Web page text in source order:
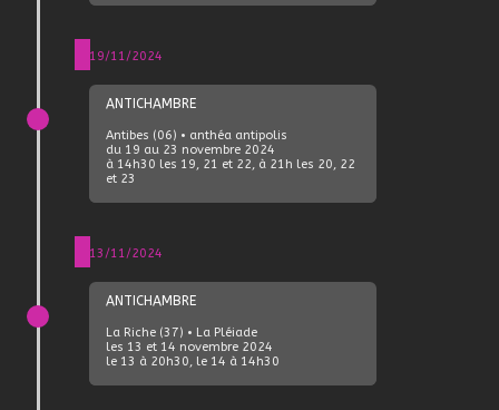
19/11/2024
ANTICHAMBRE
Antibes (06) • anthéa antipolis
du 19 au 23 novembre 2024
à 14h30 les 19, 21 et 22, à 21h les 20, 22
et 23
13/11/2024
ANTICHAMBRE
La Riche (37) • La Pléiade
les 13 et 14 novembre 2024
le 13 à 20h30, le 14 à 14h30